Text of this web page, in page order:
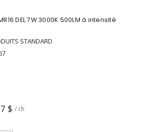
DEL 7W 3000K 500LM à intensité
STANDARD
$ / ch